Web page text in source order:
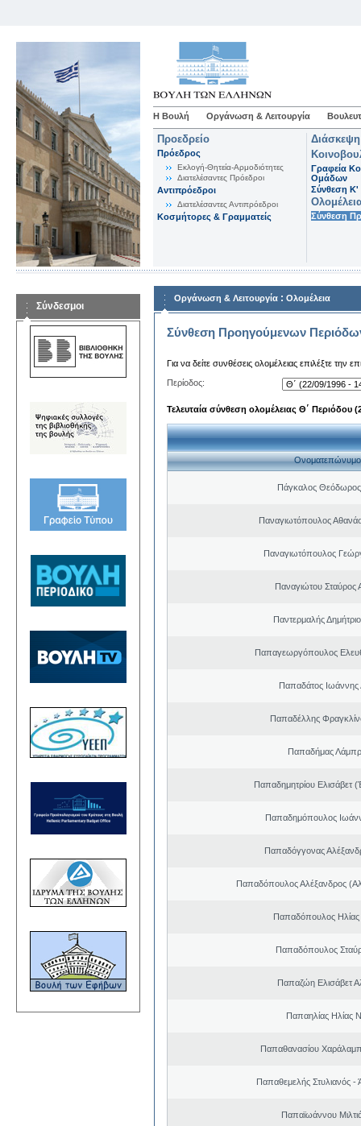
Η Βουλή Οργάνωση & Λειτουργία
Προεδρείο
Πρόεδρος
Εκλογή-Θητεία-Αρμοδιότητες
Διατελέσαντες Πρόεδροι
Αντιπρόεδροι
Διατελέσαντες Αντιπρόεδροι
Κοσμήτορες & Γραμματείς
Γραφεία
Ομάδων
Σύνθεση K'
Σύνθεση
Σύνδεσμοι
Οργάνωση & Λειτουργία : Ολομέλεια
Σύνθεση Προηγούμενων
Για να δείτε συνθέσεις ολομέλειας επιλέξτε την
Περίοδος:
Τελευταία σύνθεση ολομέλειας Θ΄ Περιόδου
Ονοματεπώνυμο
Πάγκαλος
Παναγιωτόπουλος
Παναγιωτόπουλος
Παναγιώτου Σταύρος
Παντερμαλής
Παπαγεωργόπουλος
Παπαδάτος Ιωάννης
Παπαδέλλης
Παπαδήμας
Παπαδημητρίου Ελισάβετ
Παπαδημόπουλος
Παπαδόγγονας
Παπαδόπουλος Αλέξανδρος
Παπαδόπουλος Ηλίας
Παπαδόπουλος
Παπαζώη Ελισάβετ
Παπαηλίας Ηλίας
Παπαθανασίου
Παπαθεμελής Στυλιανός -
Παπαϊωάννου